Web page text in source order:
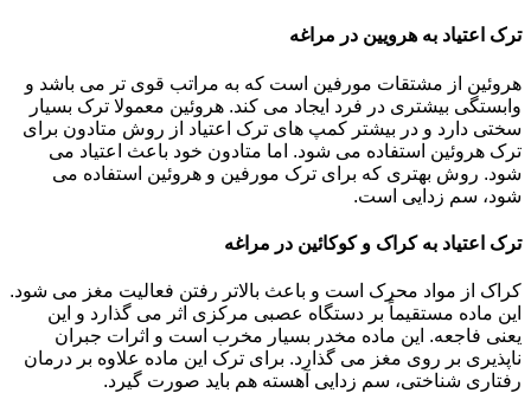
ترک اعتیاد به هرویین در مراغه
هروئین از مشتقات مورفین است که به مراتب قوی تر می باشد و
وابستگی بیشتری در فرد ایجاد می کند. هروئین معمولا ترک بسیار
سختی دارد و در بیشتر کمپ های ترک اعتیاد از روش متادون برای
ترک هروئین استفاده می شود. اما متادون خود باعث اعتیاد می
شود. روش بهتری که برای ترک مورفین و هروئین استفاده می
شود، سم زدایی است.
ترک اعتیاد به کراک و کوکائین در مراغه
کراک از مواد محرک است و باعث بالاتر رفتن فعالیت مغز می شود.
این ماده مستقیماً بر دستگاه عصبی مرکزی اثر می گذارد و این
یعنی فاجعه. این ماده مخدر بسیار مخرب است و اثرات جبران
ناپذیری بر روی مغز می گذارد. برای ترک این ماده علاوه بر درمان
رفتاری شناختی، سم زدایی آهسته هم باید صورت گیرد.